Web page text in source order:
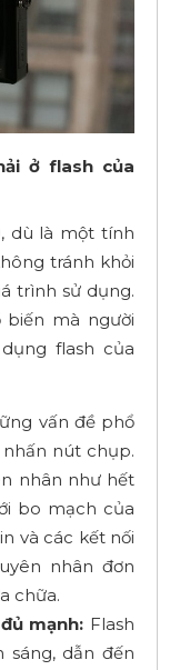
ở flash của
dù là một tính
tránh khỏi
trình sử dụng.
biến mà người
flash của
vấn đề phổ
nút chụp.
nhân như hết
bo mạch của
và các kết nối
nhân đơn
chữa.
mạnh: Flash
dẫn đến